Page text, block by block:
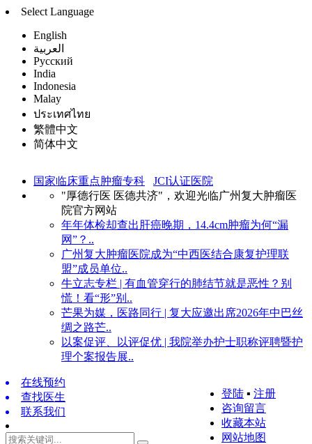
Select Language
English
العربية
Русский
India
Indonesia
Malay
ประเทศไทย
繁體中文
简体中文
国家临床重点肿瘤专科
JCI认证医院
"厚德行医 医德共济"，欢迎光临广州复大肿瘤医
院官方网站
年年体检却查出肝癌晚期，14.4cm肿瘤为何“漏
网”？..
广州复大肿瘤医院成为“中西医结合康复护理联
盟”成员单位..
牛立志专栏 | 有血管穿行的肺结节就是恶性？别
慌！看“形”别..
芒果为媒，医路同行 | 复大应邀出席2026年中巴丝
绸之路芒..
以案促评、以评促优 | 我院举办护士职称评聘暨护
理个案报告展..
登陆 ▪ 注册
咨询留言
收藏本站
网站地图
在线预约
查找医生
联系我们